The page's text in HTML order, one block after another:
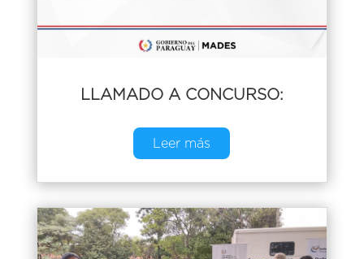
LLAMADO A CONCURSO:
Leer más